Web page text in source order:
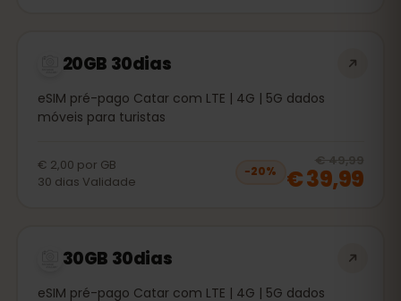
20GB 30dias
eSIM pré-pago Catar com LTE | 4G | 5G dados
móveis para turistas
€ 2,00 por GB
30 dias Validade
−20%
€ 49,99
€ 39,99
30GB 30dias
eSIM pré-pago Catar com LTE | 4G | 5G dados